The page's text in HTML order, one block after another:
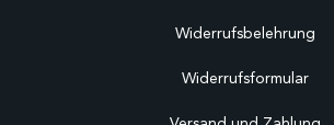
Widerrufsbelehrung
Widerrufsformular